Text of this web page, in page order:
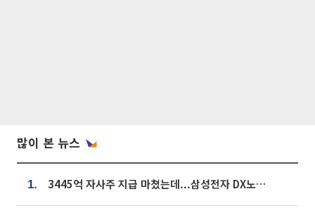
많이 본 뉴스
1. 3445억 자사주 지급 마쳤는데...삼성전자 DX노조, 뒤늦은 '떼쓰기 집회'